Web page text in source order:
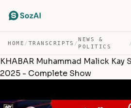
HOME / TRANSCRIPTS /
NEWS &
POLITICS
KHABAR Muhammad Malick Kay
2025 - Complete Show